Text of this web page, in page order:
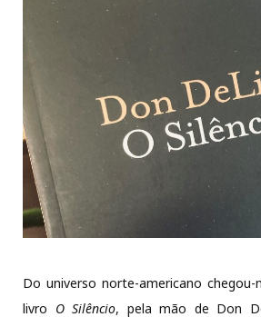
Do universo norte-americano
livro O Silêncio, pela mão de Don